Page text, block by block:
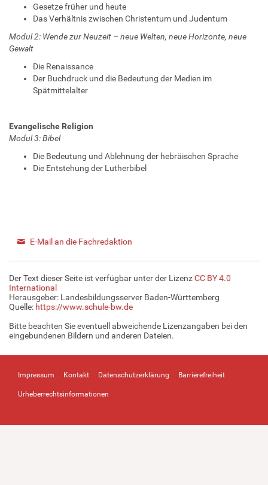
Gesetze früher und heute
Das Verhältnis zwischen Christentum und Judentum
Modul 2: Wende zur Neuzeit – neue Welten, neue Horizonte, neue
Gewalt
Die Renaissance
Der Buchdruck und die Bedeutung der Medien im
Spätmittelalter
Evangelische Religion
Modul 3: Bibel
Die Bedeutung und Ablehnung der hebräischen Sprache
Die Entstehung der Lutherbibel
E-Mail an die Fachredaktion
Der Text dieser Seite ist verfügbar unter der LizenzCC BY 4.0
International
Herausgeber: Landesbildungsserver Baden-Württemberg
Quelle: https://www.schule-bw.de
Bitte beachten Sie eventuell abweichende Lizenzangaben bei den
eingebundenen Bildern und anderen Dateien.
Impressum Kontakt Datenschutzerklärung Barrierefreiheit
Urheberrechtsinformationen